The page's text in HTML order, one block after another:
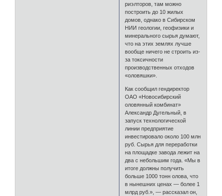
риэлторов, там можно
построить до 10 жилых
домов, однако в Сибирском
НИИ геологии, геофизики и
минерального сырья думают,
что на этих землях лучше
вообще ничего не строить из-
за токсичности
производственных отходов
«оловяшки».
Как сообщил гендиректор
ОАО «Новосибирский
оловянный комбинат»
Александр Дугельный, в
запуск технологической
линии предприятие
инвестировало около 100 млн
руб. Сырья для переработки
на площадке завода лежит на
два с небольшим года. «Мы в
итоге должны получить
больше 1000 тонн олова, что
в нынешних ценах — более 1
млрд руб.», — рассказал он,